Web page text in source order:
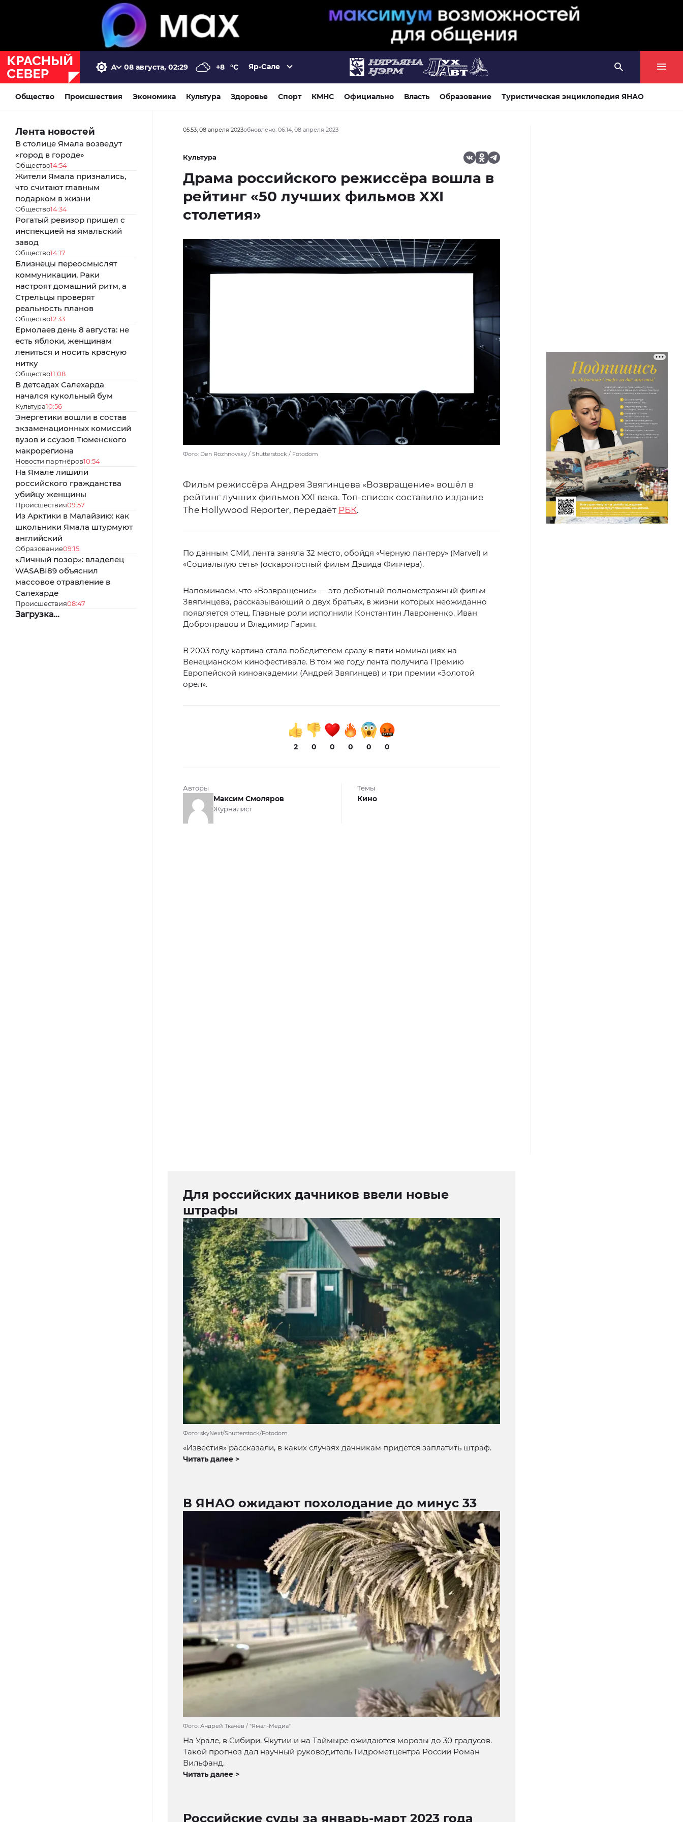
08 августа, 02:29 +8 °C Яр-Сале
Общество Происшествия Экономика Культура Здоровье Спорт КМНС Официально Власть Образование Туристическая энциклопедия ЯНАО
Лента новостей
В столице Ямала возведут
«город в городе»
Общество14:54
Жители Ямала признались,
что считают главным
подарком в жизни
Общество14:34
Рогатый ревизор пришел с
инспекцией на ямальский
завод
Общество14:17
Близнецы переосмыслят
коммуникации, Раки
настроят домашний ритм, а
Стрельцы проверят
реальность планов
Общество12:33
Ермолаев день 8 августа: не
есть яблоки, женщинам
лениться и носить красную
нитку
Общество11:08
В детсадах Салехарда
начался кукольный бум
Культура10:56
Энергетики вошли в состав
экзаменационных комиссий
вузов и ссузов Тюменского
макрорегиона
Новости партнёров10:54
На Ямале лишили
российского гражданства
убийцу женщины
Происшествия09:57
Из Арктики в Малайзию: как
школьники Ямала штурмуют
английский
Образование09:15
«Личный позор»: владелец
WASABI89 объяснил
массовое отравление в
Салехарде
Происшествия08:47
Загрузка...
05:53, 08 апреля 2023обновлено: 06:14, 08 апреля 2023
Культура
Драма российского режиссёра вошла в
рейтинг «50 лучших фильмов XXI
столетия»
Фото: Den Rozhnovsky / Shutterstock / Fotodom
Фильм режиссёра Андрея Звягинцева «Возвращение» вошёл в
рейтинг лучших фильмов XXI века. Топ-список составило издание
The Hollywood Reporter, передаёт РБК.
По данным СМИ, лента заняла 32 место, обойдя «Черную пантеру» (Marvel) и
«Социальную сеть» (оскароносный фильм Дэвида Финчера).
Напоминаем, что «Возвращение» — это дебютный полнометражный фильм
Звягинцева, рассказывающий о двух братьях, в жизни которых неожиданно
появляется отец. Главные роли исполнили Константин Лавроненко, Иван
Добронравов и Владимир Гарин.
В 2003 году картина стала победителем сразу в пяти номинациях на
Венецианском кинофестивале. В том же году лента получила Премию
Европейской киноакадемии (Андрей Звягинцев) и три премии «Золотой
орел».
2 0 0 0 0 0
Авторы
Максим Смоляров
Журналист
Темы
Кино
Для российских дачников ввели новые
штрафы
Фото: skyNext/Shutterstock/Fotodom
«Известия» рассказали, в каких случаях дачникам придётся заплатить штраф.
Читать далее >
В ЯНАО ожидают похолодание до минус 33
Фото: Андрей Ткачёв / "Ямал-Медиа"
На Урале, в Сибири, Якутии и на Таймыре ожидаются морозы до 30 градусов.
Такой прогноз дал научный руководитель Гидрометцентра России Роман
Вильфанд.
Читать далее >
Российские суды за январь-март 2023 года